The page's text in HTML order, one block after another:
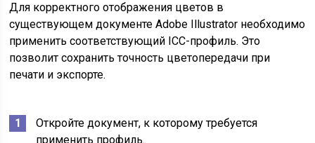
Для корректного отображения цветов в
существующем документе Adobe Illustrator необходимо
применить соответствующий ICC-профиль. Это
позволит сохранить точность цветопередачи при
печати и экспорте.
Откройте документ, к которому требуется
применить профиль.